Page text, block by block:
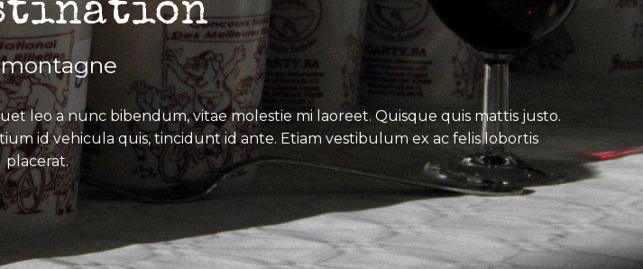
leo a nunc bibendum, vitae molestie mi laoreet. Quisque quis mattis justo.
id vehicula quis, tincidunt id ante. Etiam vestibulum ex ac felis lobortis
placerat.